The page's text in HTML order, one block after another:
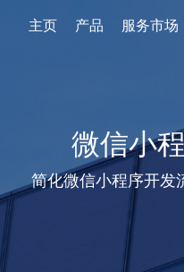
主页 产品 服务市场
微信小
简化微信小程序开发